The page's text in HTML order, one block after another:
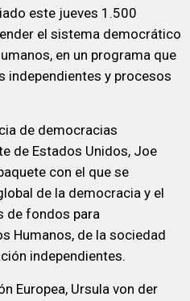
este jueves 1.500
el sistema democrático
en un programa que
independientes y procesos
de democracias
de Estados Unidos, Joe
con el que se
de la democracia y el
de fondos para
Humanos, de la sociedad
independientes.
Europea, Ursula von der